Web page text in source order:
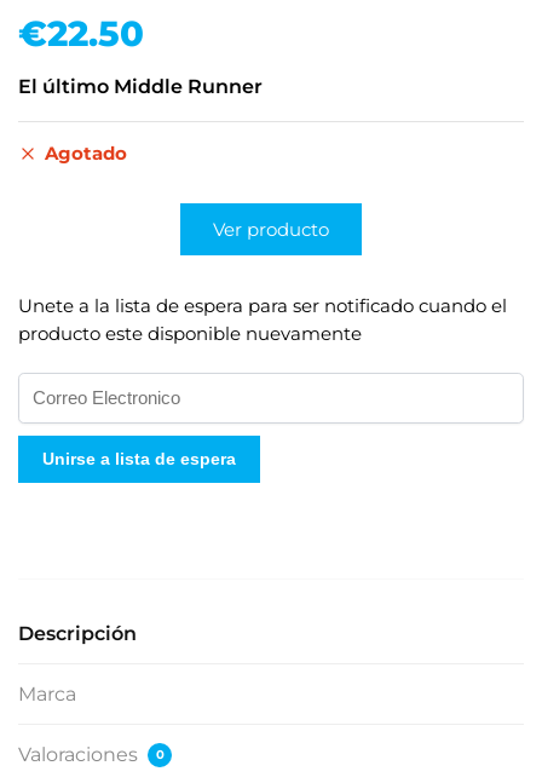
€22.50
El último Middle Runner
Agotado
Ver producto
Unete a la lista de espera para ser notificado cuando el
producto este disponible nuevamente
n
g
d
r
c
Unirse a lista de espera
Descripción
Marca
Valoraciones 0